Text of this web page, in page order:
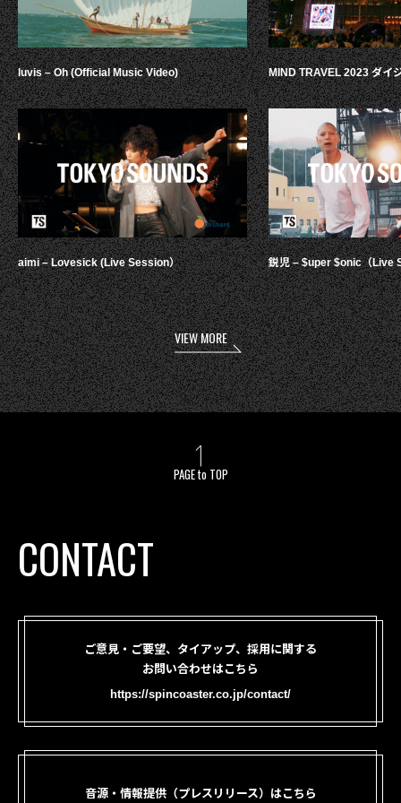
luvis – Oh (Official Music Video)
aimi – Lovesick (Live Session）
MIND TRAVEL 2023 ダイ
鋭児 – $uper $onic（Live
VIEW MORE
PAGE to TOP
CONTACT
ご意見・ご要望、タイアップ、採用に関する
お問い合わせはこちら
https://spincoaster.co.jp/contact/
音源・情報提供（プレスリリース）はこちら